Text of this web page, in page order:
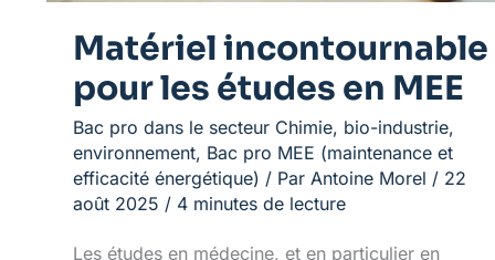
Matériel incontournable
pour les études en MEE
Bac pro dans le secteur Chimie, bio-industrie,
environnement, Bac pro MEE (maintenance et
efficacité énergétique) / Par Antoine Morel / 22
août 2025 / 4 minutes de lecture
Les études en médecine, et en particulier en